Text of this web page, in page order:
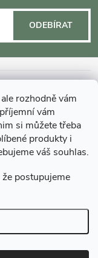
rozhodně vám
vám
si můžete třeba
produkty i
váš souhlas.
postupujeme
ODEBÍRAT
zahrad a interiérů
vyhrazena.Upravit